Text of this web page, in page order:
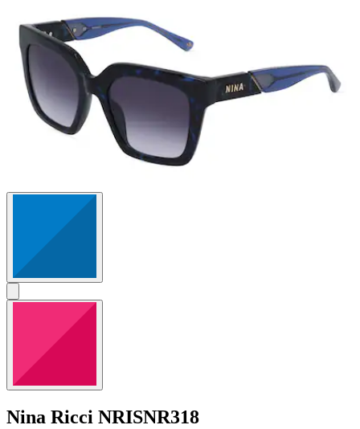
Nina Ricci NRISNR318